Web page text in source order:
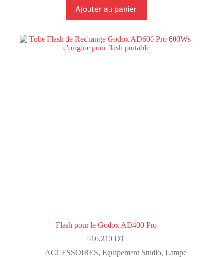
Ajouter au panier
Flash pour le Godox AD400 Pro
616,210DT
ACCESSOIRES,Equipement Studio,Lampe